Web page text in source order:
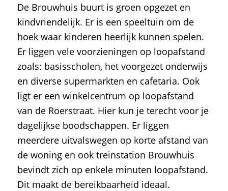
De Brouwhuis buurt is groen opgezet en
kindvriendelijk. Er is een speeltuin om de
hoek waar kinderen heerlijk kunnen spelen.
Er liggen vele voorzieningen op loopafstand
zoals: basisscholen, het voorgezet onderwijs
en diverse supermarkten en cafetaria. Ook
ligt er een winkelcentrum op loopafstand
van de Roerstraat. Hier kun je terecht voor je
dagelijkse boodschappen. Er liggen
meerdere uitvalswegen op korte afstand van
de woning en ook treinstation Brouwhuis
bevindt zich op enkele minuten loopafstand.
Dit maakt de bereikbaarheid ideaal.